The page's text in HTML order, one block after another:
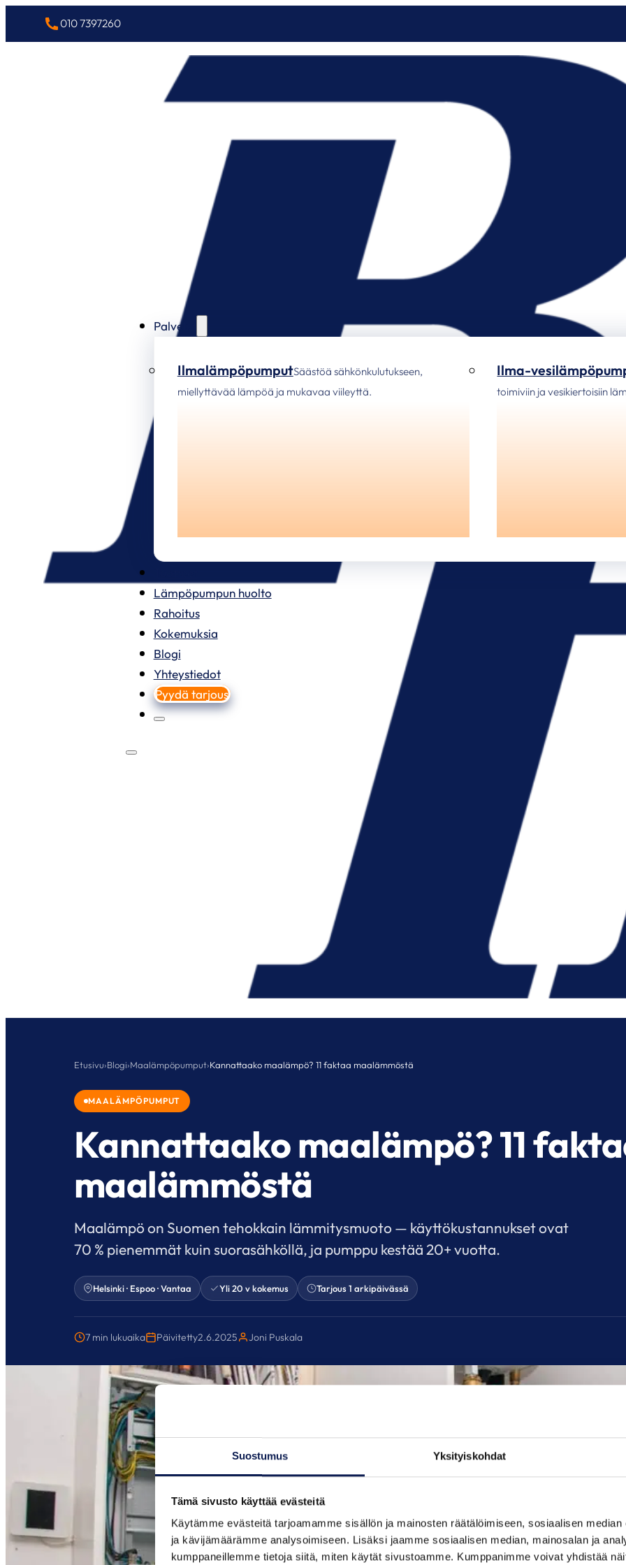
Suostumus Yksityiskohdat
Tämä sivusto käyttää evästeitä
Käytämme evästeitä tarjoamamme sisällön ja mainosten räätälöimiseen, sosiaalisen
ja kävijämäärämme analysoimiseen. Lisäksi jaamme sosiaalisen median, mainosalan ja
kumppaneillemme tietoja siitä, miten käytät sivustoamme. Kumppanimme voivat yhdistää
010 7397260
Palvelut
IlmalämpöpumputSäästöä sähkönkulutukseen,
miellyttävää lämpöä ja mukavaa viileyttä.
Ilma-
toimiviin ja vesikiertoisiin
Lämpöpumpun huolto
Rahoitus
Kokemuksia
Blogi
Yhteystiedot
Pyydä tarjous
Etusivu›Blogi›Maalämpöpumput›Kannattaako maalämpö? 11 faktaa maalämmöstä
MAALÄMPÖPUMPUT
Kannattaako maalämpö? 11
maalämmöstä
Maalämpö on Suomen tehokkain lämmitysmuoto — käyttökustannukset ovat
70 % pienemmät kuin suorasähköllä, ja pumppu kestää 20+ vuotta.
Helsinki · Espoo · Vantaa Yli 20 v kokemus Tarjous 1 arkipäivässä
7 min lukuaika Päivitetty2.6.2025 Joni Puskala